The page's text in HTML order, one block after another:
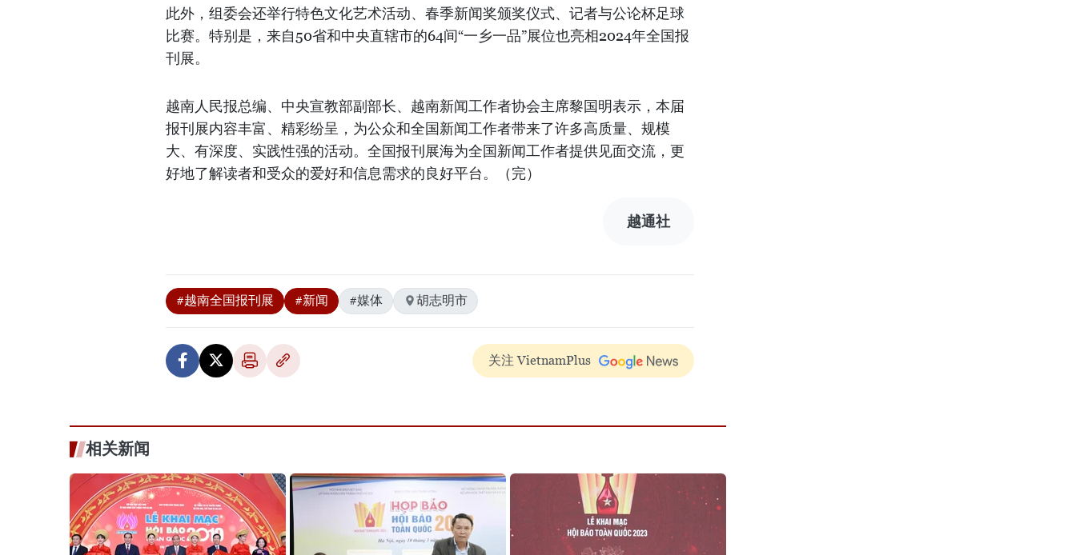
此外，组委会还举行特色文化艺术活动、春季新闻奖颁奖仪式、记者与公论杯足球
比赛。特别是，来自50省和中央直辖市的64间“一乡一品”展位也亮相2024年全国报
刊展。
越南人民报总编、中央宣教部副部长、越南新闻工作者协会主席黎国明表示，本届
报刊展内容丰富、精彩纷呈，为公众和全国新闻工作者带来了许多高质量、规模
大、有深度、实践性强的活动。全国报刊展海为全国新闻工作者提供见面交流，更
好地了解读者和受众的爱好和信息需求的良好平台。（完）
越通社
#越南全国报刊展 #新闻 #媒体 胡志明市
关注 VietnamPlus
相关新闻